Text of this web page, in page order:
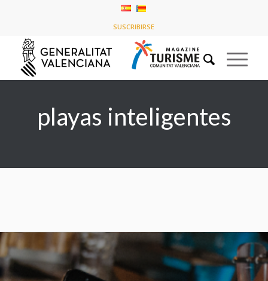
SUSCRIBIRSE
playas inteligentes